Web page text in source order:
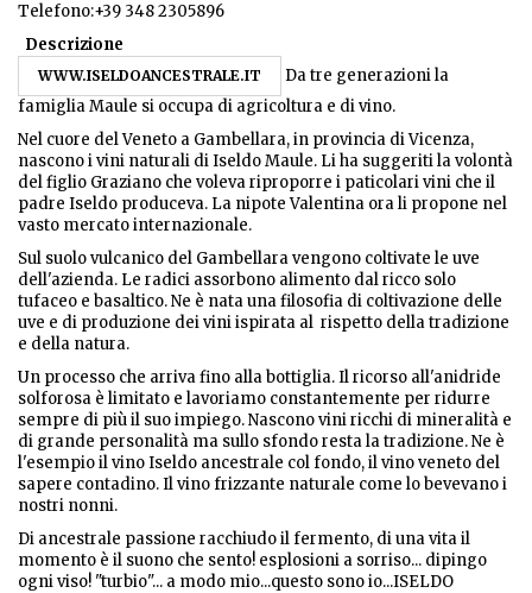
Telefono:+39 348 2305896
Descrizione
WWW.ISELDOANCESTRALE.IT
Da tre generazioni la
famiglia Maule si occupa di agricoltura e di vino.
Nel cuore del Veneto a Gambellara, in provincia di Vicenza,
nascono i vini naturali di Iseldo Maule. Li ha suggeriti la volontà
del figlio Graziano che voleva riproporre i paticolari vini che il
padre Iseldo produceva. La nipote Valentina ora li propone nel
vasto mercato internazionale.
Sul suolo vulcanico del Gambellara vengono coltivate le uve
dell'azienda. Le radici assorbono alimento dal ricco solo
tufaceo e basaltico. Ne è nata una filosofia di coltivazione delle
uve e di produzione dei vini ispirata al rispetto della tradizione
e della natura.
Un processo che arriva fino alla bottiglia. Il ricorso all'anidride
solforosa è limitato e lavoriamo constantemente per ridurre
sempre di più il suo impiego. Nascono vini ricchi di mineralità e
di grande personalità ma sullo sfondo resta la tradizione. Ne è
l'esempio il vino Iseldo ancestrale col fondo, il vino veneto del
sapere contadino. Il vino frizzante naturale come lo bevevano i
nostri nonni.
Di ancestrale passione racchiudo il fermento, di una vita il
momento è il suono che sento! esplosioni a sorriso... dipingo
ogni viso! "turbio"... a modo mio...questo sono io...ISELDO